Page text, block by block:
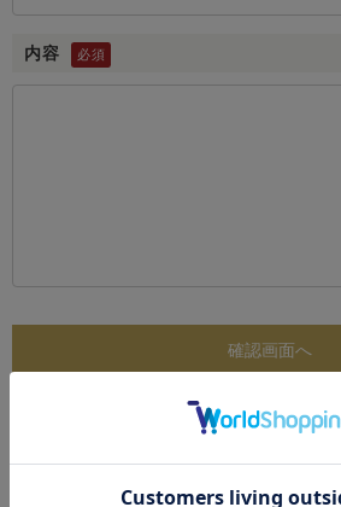
内容
お問い合わせ前にご一読ください
ールフォルダーに入ってしまっているか
ィソフトにより受信できていない場合が